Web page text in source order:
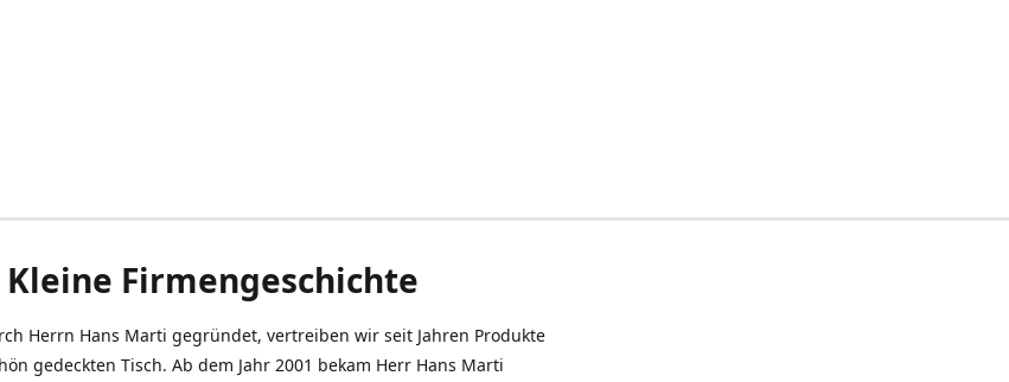
Kleine Firmengeschichte
Herrn Hans Marti gegründet, vertreiben wir seit Jahren Produkte
gedeckten Tisch. Ab dem Jahr 2001 bekam Herr Hans Marti